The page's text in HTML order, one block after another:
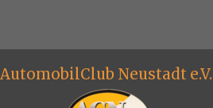
AutomobilClub Neustadt e.V.